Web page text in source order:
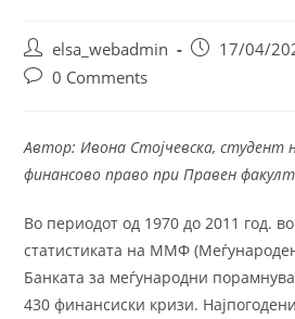
Post
author:
elsa_webadmin
Post17/04/
Post0 Comments
Автор: Ивона Стојчевска, студент
финансово право при Правен
Во периодот од 1970 до 2011 год.
статистиката на ММФ
Банката за меѓународни
430 финансиски кризи.